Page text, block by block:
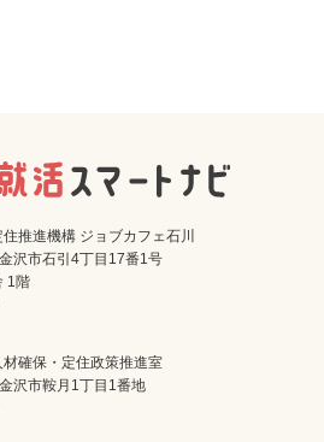
推進機構 ジョブカフェ石川
沢市石引4丁目17番1号
1階
確保・定住政策推進室
沢市鞍月1丁目1番地